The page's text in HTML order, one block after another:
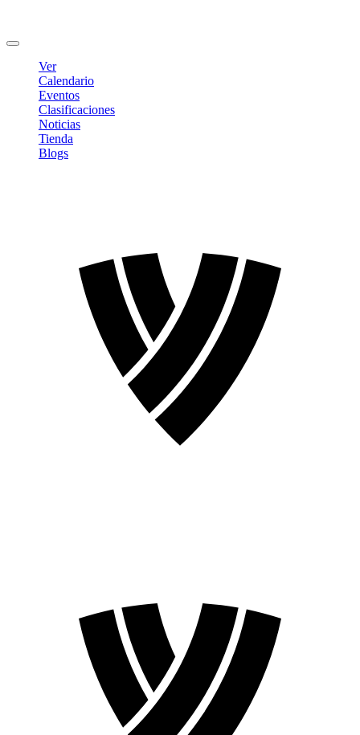
Ver
Calendario
Eventos
Clasificaciones
Noticias
Tienda
Blogs